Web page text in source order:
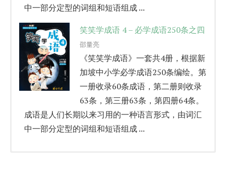
中一部分定型的词组和短语组成 ...
笑笑学成语 4 – 必学成语250条之四
邵量亮
《笑笑学成语》一套共4册，根据新
加坡中小学必学成语250条编绘。第
一册收录60条成语，第二册则收录
63条，第三册63条，第四册64条。
成语是人们长期以来习用的一种语言形式，由词汇
中一部分定型的词组和短语组成 ...